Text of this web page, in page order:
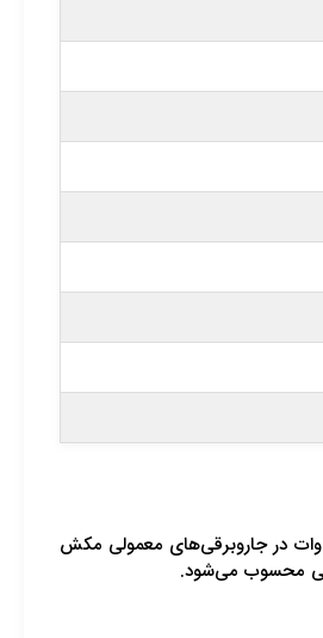
است. این تکنولوژی به این معناست که موتور 800 واتی این دستگاه، معادل 1600 وات در جاروبرقی‌های معمولی مکش